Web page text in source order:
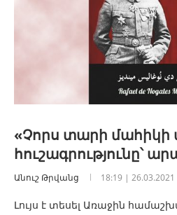
«Չորս տարի մահիկի
հուշագրությունը՝
Անուշ Թրվանց 18:19 | 26.03.2021
Լույս է տեսել Առաջին